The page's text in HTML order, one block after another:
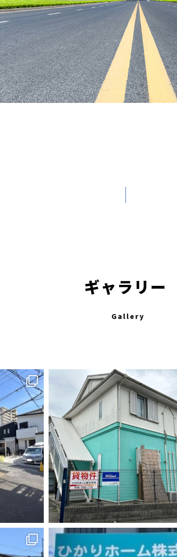
ギャラリー
Gallery